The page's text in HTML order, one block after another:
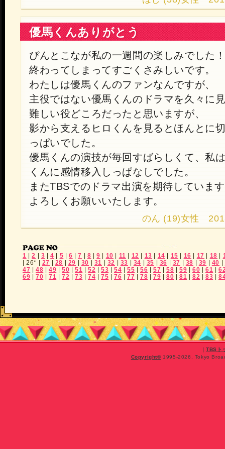
優馬くんありがとう
ぴんとこなが私の一週間の楽しみでした
終わってしまってすごくさみしいです。
わたしは優馬くんのファンなんですが、
主役ではない優馬くんのドラマを久々に
難しい役どころだったと思いますが、
影から支えるヒロくんを見るとほんとに
っぱいでした。
優馬くんの演技が毎回すばらしくて、私
くんに感情移入しっぱなしでした。
またTBSでのドラマ出演を期待していま
よろしくお願いいたします。
のん (19)女性
1 |2 3 |4 5 |6 |7 8 |9 10 11 12 13 14 15 16 17 18
|26* 27 28 29 30 31 32 33 34 35 36 37 38 39 40
47
48 49 50 51 52 53 54 55 56 57 58 59 60 61
69
70 71 72 73 74 75 76 77 78 79 80 81 82 83
｜TBSト
Copyright© 1995-2026, Tokyo